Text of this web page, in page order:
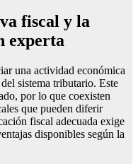
fiscal y la
experta
una actividad económica
sistema tributario. Este
por lo que coexisten
que pueden diferir
fiscal adecuada exige
disponibles según la